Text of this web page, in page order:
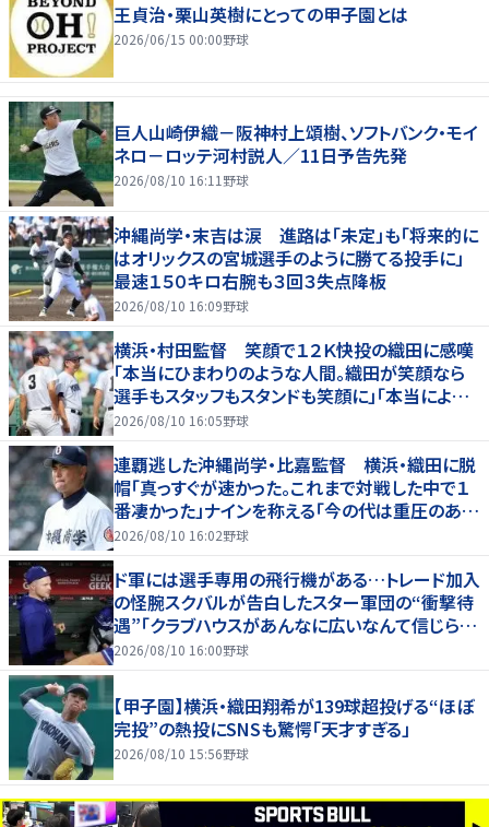
王貞治・栗山英樹にとっての甲子園とは
2026/06/15 00:00野球
巨人山崎伊織－阪神村上頌樹、ソフトバンク・モイ
ネロ－ロッテ河村説人／11日予告先発
2026/08/10 16:11 野球
沖縄尚学・末吉は涙 進路は「未定」も「将来的に
はオリックスの宮城選手のように勝てる投手に」
最速１５０キロ右腕も３回３失点降板
2026/08/10 16:09野球
横浜・村田監督 笑顔で１２Ｋ快投の織田に感嘆
「本当にひまわりのような人間。織田が笑顔なら
選手もスタッフもスタンドも笑顔に」「本当によく
投げてくれた」
2026/08/10 16:05野球
連覇逃した沖縄尚学・比嘉監督 横浜・織田に脱
帽「真っすぐが速かった。これまで対戦した中で１
番凄かった」ナインを称える「今の代は重圧のある
中でよく甲子園に帰ってきた」
2026/08/10 16:02野球
ド軍には選手専用の飛行機がある…トレード加入
の怪腕スクバルが告白したスター軍団の“衝撃待
遇”「クラブハウスがあんなに広いなんて信じられ
ない」
2026/08/10 16:00野球
【甲子園】横浜・織田翔希が139球超投げる“ほぼ
完投”の熱投にSNSも驚愕「天才すぎる」
2026/08/10 15:56野球